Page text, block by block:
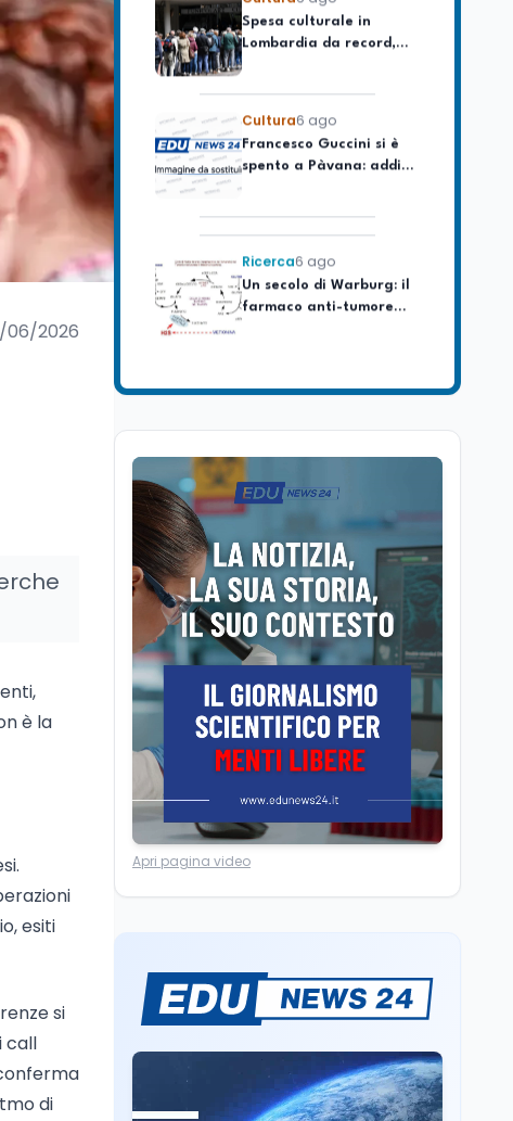
06/2026
è la
esiti
si
call
di
Lombardia da record,
ma la voragine Nord-
Francesco Guccini si è
spento a Pàvana: addio
Un secolo di Warburg: il
farmaco anti-tumore
che accende la glicolisi
reattori spenti
Posizioni economiche
ATA: la matematica
degli arretrati fino a
4.150 euro
Cultura6 ago
Spesa culturale in
Lombardia da record,
ma la voragine Nord-
Sud triplica
Cultura6 ago
spento a Pàvana: addio
Ricerca6 ago
Un secolo di Warburg: il
Il rivelatore che 'vede' i
reattori spenti
roccia
Scuola6 ago
Posizioni economiche
Apri pagina video